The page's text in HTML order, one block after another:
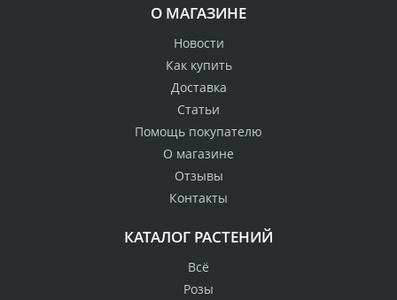
О МАГАЗИНЕ
Новости
Как купить
Доставка
Статьи
Помощь покупателю
О магазине
Отзывы
Контакты
КАТАЛОГ РАСТЕНИЙ
Всё
Розы